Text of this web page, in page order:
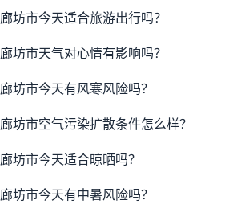
廊坊市今天适合旅游出行吗？
廊坊市天气对心情有影响吗？
廊坊市今天有风寒风险吗？
廊坊市空气污染扩散条件怎么样？
廊坊市今天适合晾晒吗？
廊坊市今天有中暑风险吗？